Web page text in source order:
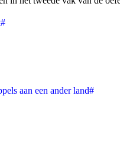
aan een ander land#